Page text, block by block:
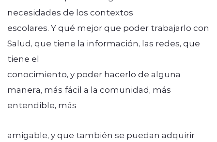
necesidades de los contextos
escolares. Y qué mejor que poder trabajarlo con
Salud, que tiene la información, las redes, que
tiene el
conocimiento, y poder hacerlo de alguna
manera, más fácil a la comunidad, más
entendible, más
amigable, y que también se puedan adquirir